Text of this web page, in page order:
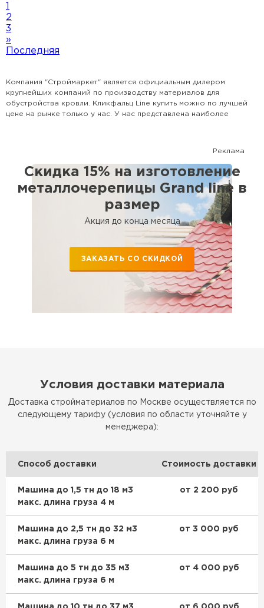
2
3
»
Последняя
Компания "Строймаркет" является официальным дилером
крупнейших компаний по производству материалов для
обустройства кровли. Кликфальц Line купить можно по лучшей
цене на рынке только у нас. У нас представлена наиболее
лицами.
Реклама
Скидка 15% на изготовление
металлочерепицы Grand line в
размер
Акция до конца месяца
ЗАКАЗАТЬ СО СКИДКОЙ
Условия доставки материала
Доставка стройматериалов по Москве осуществляется по
следующему тарифу (условия по области уточняйте у
менеджера):
Способ доставки Стоимость доставки
Машина до 1,5 тн до 18 м3
макс. длина груза 4 м
от 2 200 руб
Машина до 2,5 тн до 32 м3
макс. длина груза 6 м
от 3 000 руб
Машина до 5 тн до 35 м3
макс. длина груза 6 м
от 4 000 руб